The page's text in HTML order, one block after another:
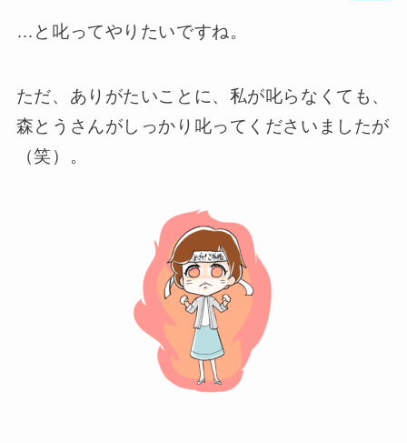
…と叱ってやりたいですね。
ただ、ありがたいことに、私が叱らなくても、
森とうさんがしっかり叱ってくださいましたが
（笑）。